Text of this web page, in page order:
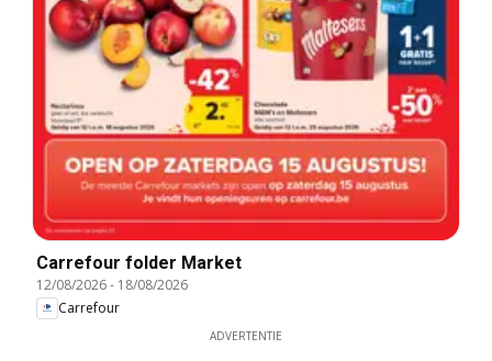
Carrefour folder Market
12/08/2026- 18/08/2026
Carrefour
ADVERTENTIE